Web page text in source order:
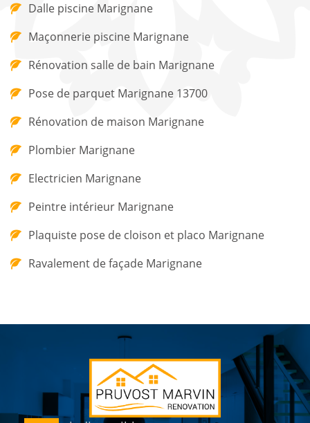
Dalle piscine Marignane
Maçonnerie piscine Marignane
Rénovation salle de bain Marignane
Pose de parquet Marignane 13700
Rénovation de maison Marignane
Plombier Marignane
Electricien Marignane
Peintre intérieur Marignane
Plaquiste pose de cloison et placo Marignane
Ravalement de façade Marignane